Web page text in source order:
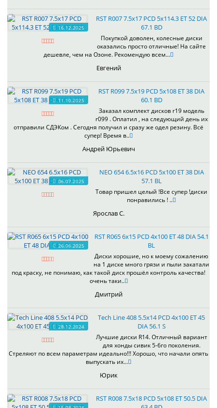
16.12.2025
RST R007 7.5x17 PCD 5x114.3 ET 52 DIA
67.1 BD
Покупкой доволен, колесные диски
оказались просто отличные! На сайте
дешевле, чем на Озоне. Рекомендую всем...
Евгений
11.10.2025
RST R099 7.5x19 PCD 5x108 ET 38 DIA
60.1 BD
Заказал комплект дисков r19 модель
r099 . Оплатил , на следующий день их
отправили СДЭКом . Сегодня получил и сразу же одел резину. Всё
супер! Время в..
Андрей Юрьевич
06.07.2025
NEO 654 6.5x16 PCD 5x100 ET 38 DIA
57.1 BL
Товар пришел целый !Все супер !диски
понравились ! ..
Ярослав С.
26.06.2025
RST R065 6x15 PCD 4x100 ET 48 DIA 54.1
BL
Диски хорошие, но к моему сожалению
на 1 диске много грязи и пыли закатали
под краску, не понимаю, как такой диск прошёл контроль качества!
очень таки..
Дмитрий
28.12.2024
Tech Line 408 5.5x14 PCD 4x100 ET 45
DIA 56.1 S
Лучшие диски R14. Отличный вариант
для хонды сивик 5-6го поколения.
Стреляют по всем параметрам идеально!!! Хорошо, что начали опять
выпускать их...
Юрик
RST R008 7.5x18 PCD 5x108 ET 50.5 DIA